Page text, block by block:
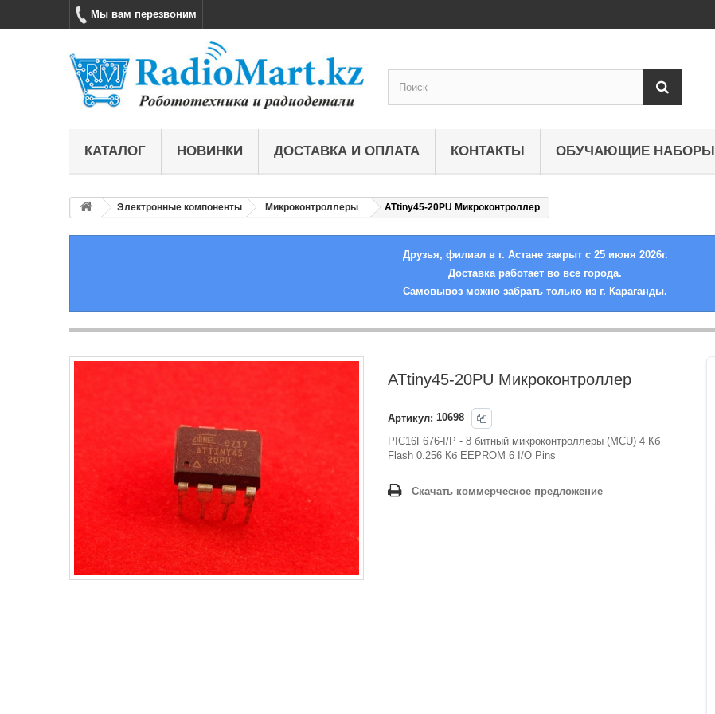
Мы вам перезвоним
КАТАЛОГ НОВИНКИ ДОСТАВКА И ОПЛАТА КОНТАКТЫ ОБУЧАЮЩИЕ НАБОРЫ
Электронные компоненты Микроконтроллеры ATtiny45-20PU Микроконтроллер
Друзья, филиал в г. Астане закрыт с 25 июня 2026г.
Доставка работает во все города.
Самовывоз можно забрать только из г. Караганды.
ATtiny45-20PU Микроконтроллер
Артикул: 10698
PIC16F676-I/P - 8 битный микроконтроллеры (MCU) 4 Кб
Flash 0.256 Кб EEPROM 6 I/O Pins
Скачать коммерческое предложение